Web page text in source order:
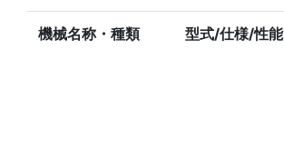
機械名称・種類 型式/仕様/性能